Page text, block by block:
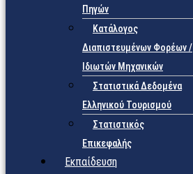
Πηγών
Κατάλογος
Διαπιστευμένων Φορέων /
Ιδιωτών Μηχανικών
Στατιστικά Δεδομένα
Ελληνικού Τουρισμού
Στατιστικός
Επικεφαλής
Εκπαίδευση